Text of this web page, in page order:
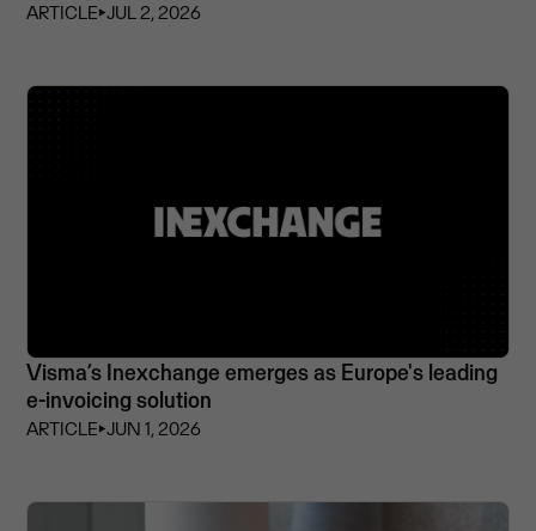
ARTICLE⏵JUL 2, 2026
Visma’s Inexchange emerges as Europe's leading
e-invoicing solution
ARTICLE⏵JUN 1, 2026